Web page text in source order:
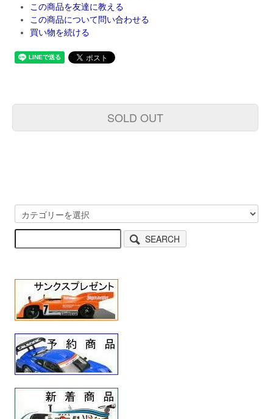
この商品を友達に教える
この商品について問い合わせる
買い物を続ける
SOLD OUT
SEARCH